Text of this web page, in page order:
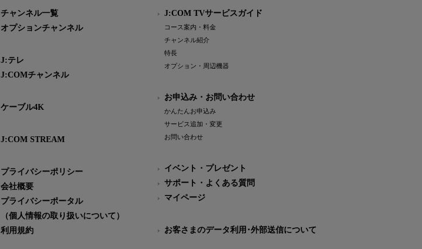
チャンネル一覧
オプションチャンネル
J:テレ
J:COMチャンネル
ケーブル4K
J:COM STREAM
プライバシーポリシー
会社概要
プライバシーポータル
（個人情報の取り扱いについて）
利用規約
J:COM TVサービスガイド
コース案内・料金
チャンネル紹介
特長
オプション・周辺機器
お申込み・お問い合わせ
かんたんお申込み
サービス追加・変更
お問い合わせ
イベント・プレゼント
サポート・よくある質問
マイページ
お客さまのデータ利用･外部送信について